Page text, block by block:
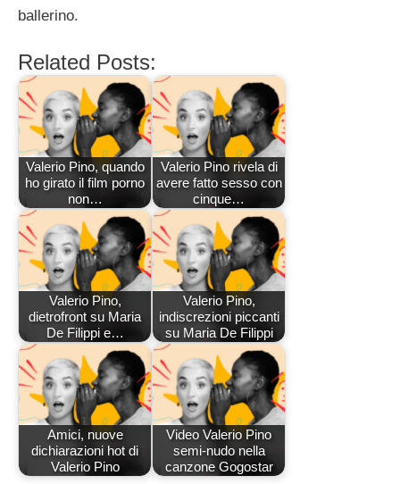
ballerino.
Related Posts:
Valerio Pino, quando
ho girato il film porno
non…
Valerio Pino rivela di
avere fatto sesso con
cinque…
Valerio Pino,
dietrofront su Maria
De Filippi e…
Valerio Pino,
indiscrezioni piccanti
su Maria De Filippi
Amici, nuove
dichiarazioni hot di
Valerio Pino
Video Valerio Pino
semi-nudo nella
canzone Gogostar